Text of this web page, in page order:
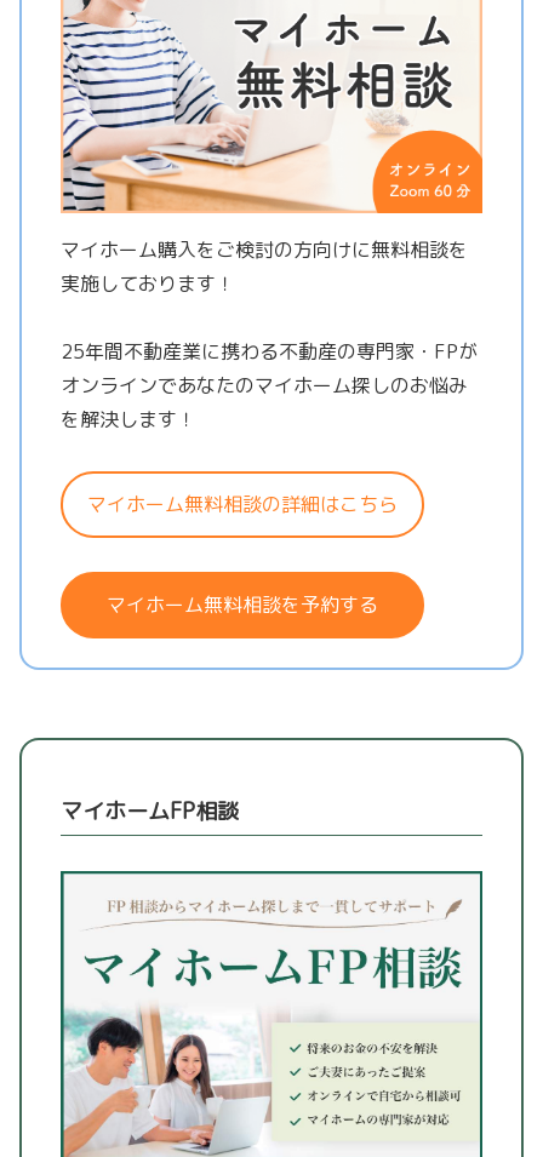
マイホーム購入をご検討の方向けに無料相談を
実施しております！
25年間不動産業に携わる不動産の専門家・FPが
オンラインであなたのマイホーム探しのお悩み
を解決します！
マイホーム無料相談の詳細はこちら
マイホーム無料相談を予約する
マイホームFP相談